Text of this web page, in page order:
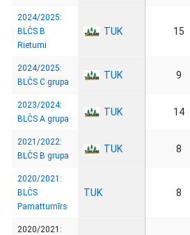
2024/2025:
BLČS B
Rietumi
TUK 15
2024/2025:
BLČS C grupa
TUK 9
2023/2024:
BLČS A grupa
TUK 14
2021/2022:
BLČS B grupa
TUK 8
2020/2021:
BLČS
Pamatturnīrs
TUK 8
2020/2021: